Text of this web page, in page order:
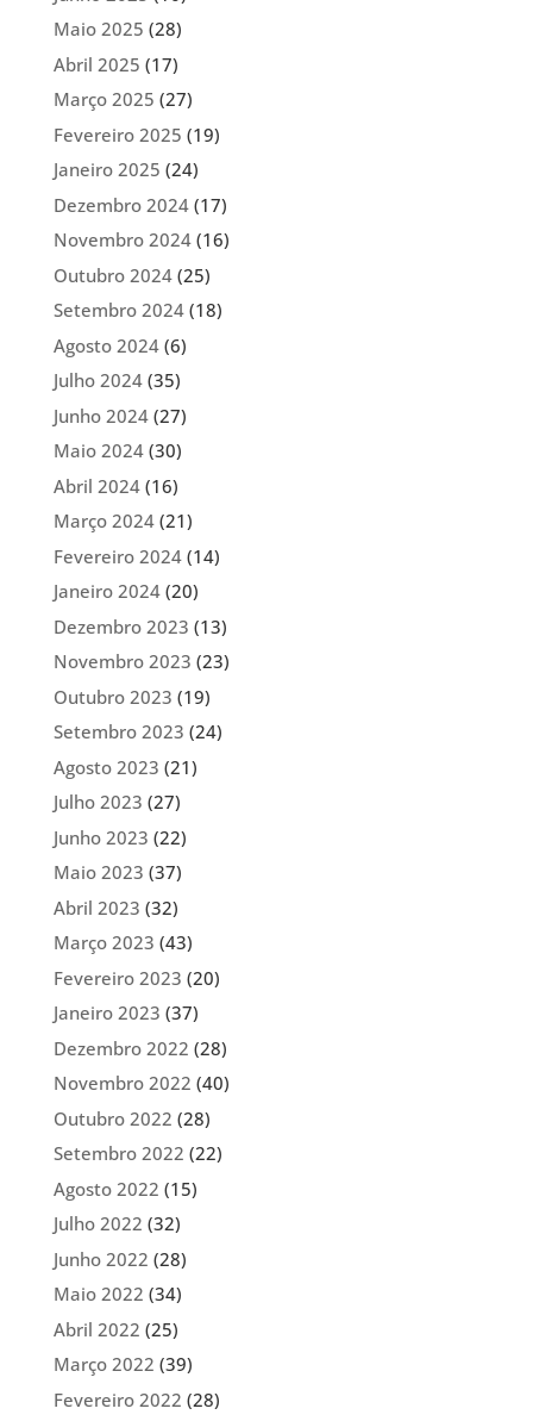
Maio 2025 (28)
Abril 2025 (17)
Março 2025 (27)
Fevereiro 2025 (19)
Janeiro 2025 (24)
Dezembro 2024(17)
Novembro 2024(16)
Outubro 2024(25)
Setembro 2024(18)
Agosto 2024(6)
Julho 2024(35)
Junho 2024(27)
Maio 2024(30)
Abril 2024(16)
Março 2024(21)
Fevereiro 2024(14)
Janeiro 2024(20)
Dezembro 2023 (13)
Novembro 2023 (23)
Outubro 2023 (19)
Setembro 2023 (24)
Agosto 2023 (21)
Julho 2023 (27)
Junho 2023 (22)
Maio 2023 (37)
Abril 2023 (32)
Março 2023 (43)
Fevereiro 2023 (20)
Janeiro 2023 (37)
Dezembro 2022 (28)
Novembro 2022 (40)
Outubro 2022 (28)
Setembro 2022 (22)
Agosto 2022 (15)
Julho 2022 (32)
Junho 2022 (28)
Maio 2022 (34)
Abril 2022 (25)
Março 2022 (39)
Fevereiro 2022 (28)